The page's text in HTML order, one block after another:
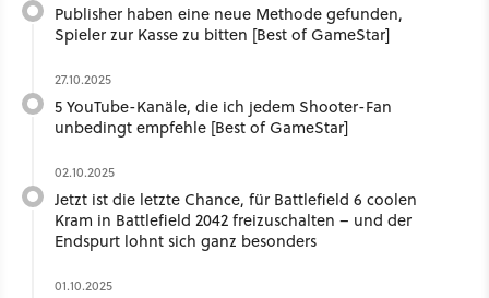
Publisher haben eine neue Methode gefunden,
Spieler zur Kasse zu bitten [Best of GameStar]
27.10.2025
5 YouTube-Kanäle, die ich jedem Shooter-Fan
unbedingt empfehle [Best of GameStar]
02.10.2025
Jetzt ist die letzte Chance, für Battlefield 6 coolen
Kram in Battlefield 2042 freizuschalten – und der
Endspurt lohnt sich ganz besonders
01.10.2025